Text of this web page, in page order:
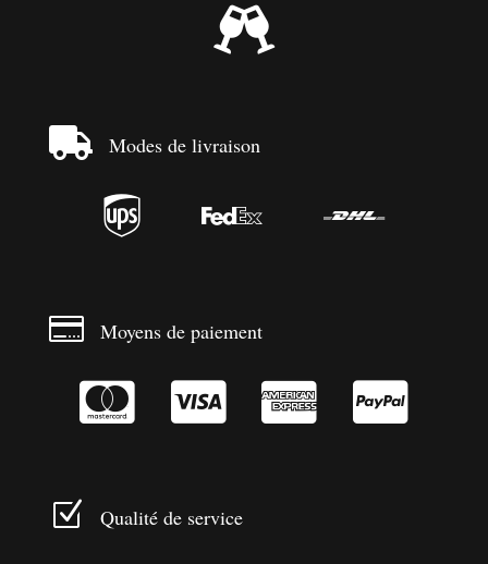

 Modes de livraison
  
 Moyens de paiement
   
Z Qualité de service